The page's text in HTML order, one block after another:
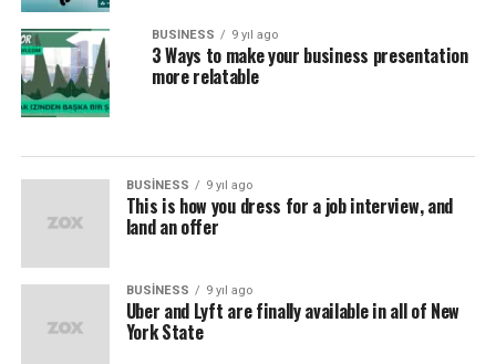
BUSINESS 9 yıl ago
3 Ways to make your business presentation
more relatable
BUSINESS 9 yıl ago
This is how you dress for a job interview, and
land an offer
BUSINESS 9 yıl ago
Uber and Lyft are finally available in all of New
York State